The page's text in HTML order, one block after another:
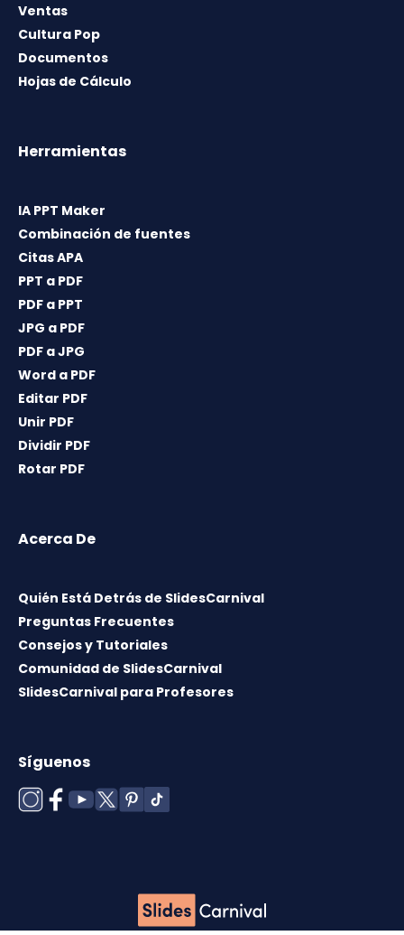
Ventas
Cultura Pop
Documentos
Hojas de Cálculo
Herramientas
IA PPT Maker
Combinación de fuentes
Citas APA
PPT a PDF
PDF a PPT
JPG a PDF
PDF a JPG
Word a PDF
Editar PDF
Unir PDF
Dividir PDF
Rotar PDF
Acerca De
Quién Está Detrás de SlidesCarnival
Preguntas Frecuentes
Consejos y Tutoriales
Comunidad de SlidesCarnival
SlidesCarnival para Profesores
Síguenos